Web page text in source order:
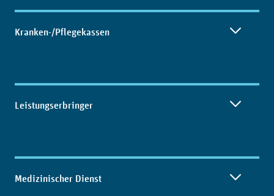
Kranken-/Pflegekassen
Leistungserbringer
Medizinischer Dienst